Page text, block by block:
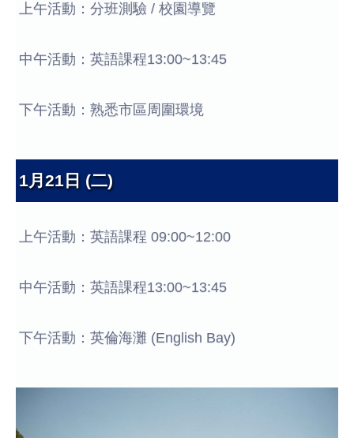
上午活動：分班測驗 / 校園導覽
中午活動：英語課程13:00~13:45
下午活動：熟悉市區周圍環境
1月21日 (二)
上午活動：英語課程 09:00~12:00
中午活動：英語課程13:00~13:45
下午活動：英倫海灘 (English Bay)